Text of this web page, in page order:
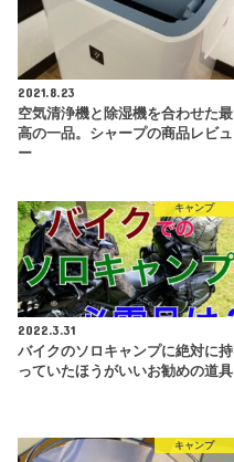
2021.8.23
空気清浄機と除湿機を合わせた最
高の一品。シャープの商品レビュ
ー
キャンプ
2022.3.31
バイクのソロキャンプに絶対に持
っていたほうがいいお勧めの道具
キャンプ